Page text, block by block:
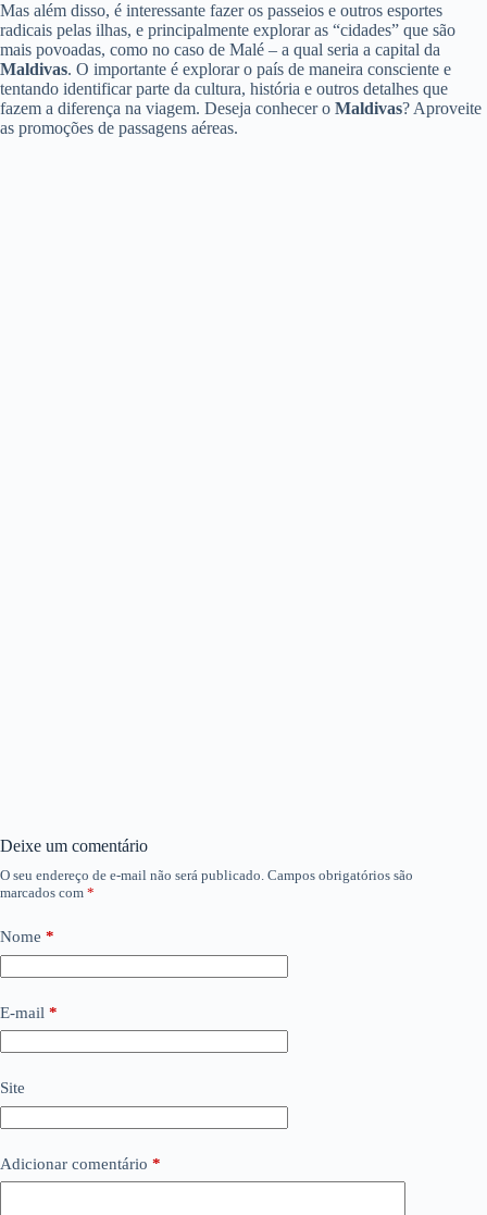
Mas além disso, é interessante fazer os passeios e outros esportes
radicais pelas ilhas, e principalmente explorar as “cidades” que são
mais povoadas, como no caso de Malé – a qual seria a capital da
Maldivas. O importante é explorar o país de maneira consciente e
tentando identificar parte da cultura, história e outros detalhes que
fazem a diferença na viagem. Deseja conhecer o Maldivas? Aproveite
as promoções de passagens aéreas.
Deixe um comentário
O seu endereço de e-mail não será publicado. Campos obrigatórios são
marcados com *
Nome *
E-mail *
Site
Adicionar comentário *